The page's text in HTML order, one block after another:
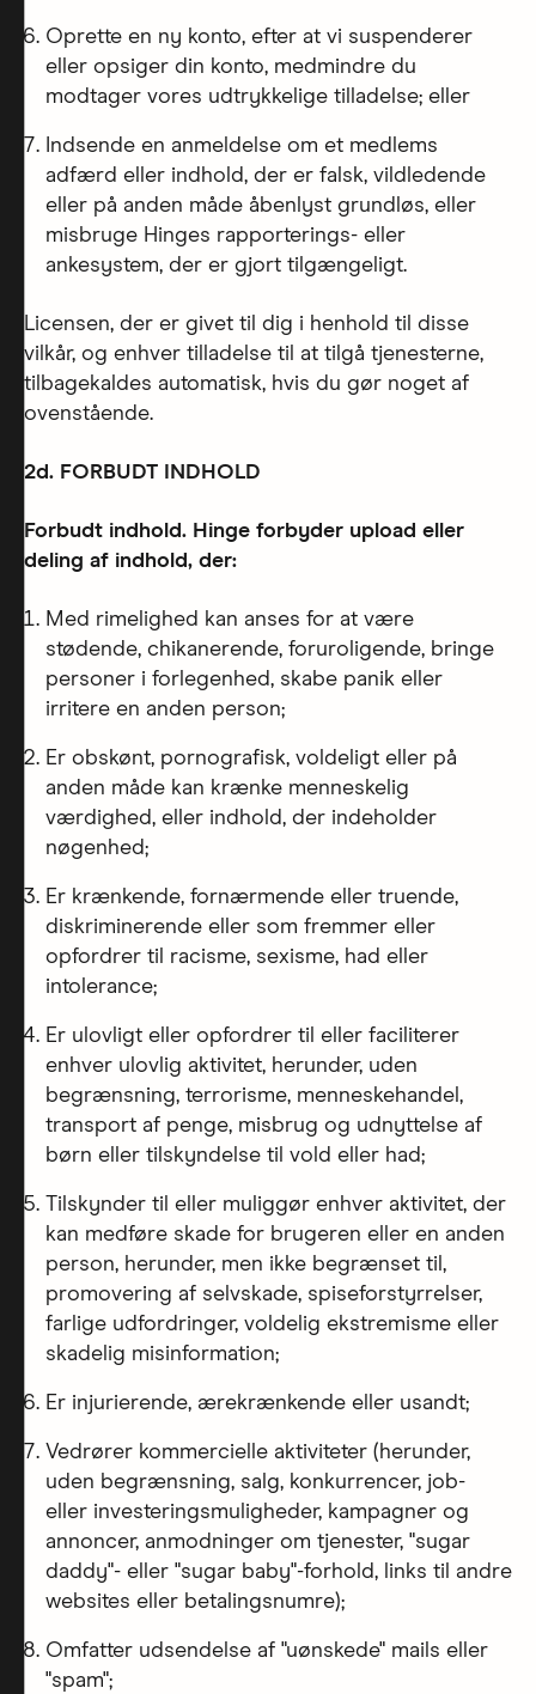
Oprette en ny konto, efter at vi suspenderer
eller opsiger din konto, medmindre du
modtager vores udtrykkelige tilladelse; eller
Indsende en anmeldelse om et medlems
adfærd eller indhold, der er falsk, vildledende
eller på anden måde åbenlyst grundløs, eller
misbruge Hinges rapporterings- eller
ankesystem, der er gjort tilgængeligt.
Licensen, der er givet til dig i henhold til disse
vilkår, og enhver tilladelse til at tilgå tjenesterne,
tilbagekaldes automatisk, hvis du gør noget af
ovenstående.
2d. FORBUDT INDHOLD
Forbudt indhold. Hinge forbyder upload eller
deling af indhold, der:
Med rimelighed kan anses for at være
stødende, chikanerende, foruroligende, bringe
personer i forlegenhed, skabe panik eller
irritere en anden person;
Er obskønt, pornografisk, voldeligt eller på
anden måde kan krænke menneskelig
værdighed, eller indhold, der indeholder
nøgenhed;
Er krænkende, fornærmende eller truende,
diskriminerende eller som fremmer eller
opfordrer til racisme, sexisme, had eller
intolerance;
Er ulovligt eller opfordrer til eller faciliterer
enhver ulovlig aktivitet, herunder, uden
begrænsning, terrorisme, menneskehandel,
transport af penge, misbrug og udnyttelse af
børn eller tilskyndelse til vold eller had;
Tilskynder til eller muliggør enhver aktivitet, der
kan medføre skade for brugeren eller en anden
person, herunder, men ikke begrænset til,
promovering af selvskade, spiseforstyrrelser,
farlige udfordringer, voldelig ekstremisme eller
skadelig misinformation;
Er injurierende, ærekrænkende eller usandt;
Vedrører kommercielle aktiviteter (herunder,
uden begrænsning, salg, konkurrencer, job-
eller investeringsmuligheder, kampagner og
annoncer, anmodninger om tjenester, "sugar
daddy"- eller "sugar baby"-forhold, links til andre
websites eller betalingsnumre);
Omfatter udsendelse af "uønskede" mails eller
"spam";